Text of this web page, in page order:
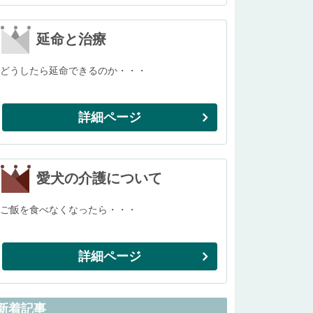
延命と治療
どうしたら延命できるのか・・・
詳細ページ
愛犬の介護について
ご飯を食べなくなったら・・・
詳細ページ
着記事